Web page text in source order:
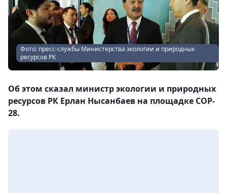
Фото: пресс-службы Министерства экологии и природных
ресурсов РК
Об этом сказал министр экологии и природных
ресурсов РК Ерлан Нысанбаев на площадке COP-
28.